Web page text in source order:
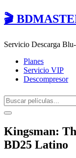
🎬
Servicio Descarga
Planes
Servicio VIP
Descompresor
Kingsman:
BD25 Latino